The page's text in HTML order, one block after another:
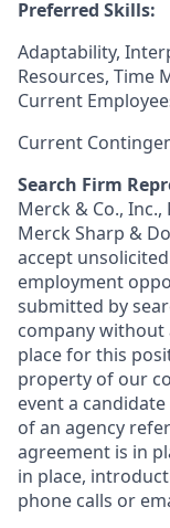
Preferred Skills:
Adaptability,
Resources, Time
Current
Current
Search Firm
Merck & Co., Inc.,
Merck Sharp &
accept
employment
submitted by
company without
place for this
property of our
event a
of an agency
agreement is in
in place,
phone calls or